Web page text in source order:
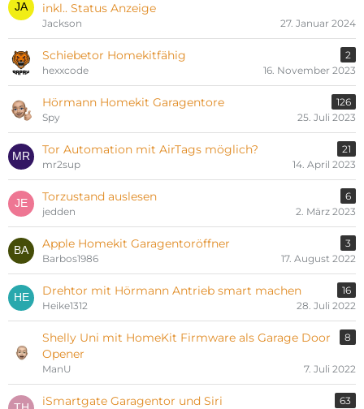
inkl.. Status Anzeige
Jackson 27. Januar 2024
Schiebetor Homekitfähig
2
hexxcode
16. November 2023
Hörmann Homekit Garagentore
126
Spy
25. Juli 2023
Tor Automation mit AirTags möglich?
21
mr2sup
14. April 2023
Torzustand auslesen
6
jedden
2. März 2023
Apple Homekit Garagentoröffner
3
Barbos1986
17. August 2022
Drehtor mit Hörmann Antrieb smart machen
16
Heike1312
28. Juli 2022
Shelly Uni mit HomeKit Firmware als Garage Door
Opener
8
ManU 7. Juli 2022
iSmartgate Garagentor und Siri
63